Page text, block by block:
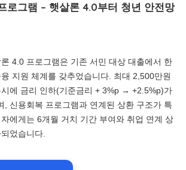
로그램 – 햇살론 4.0부터 청년 안전망
4.0 프로그램은 기존 서민 대상 대출에서 한
지원 체계를 갖추었습니다. 최대 2,500만원
에 금리 인하(기준금리 + 3%p → +2.5%p)가
, 신용회복 프로그램과 연계된 상환 구조가 특
에게는 6개월 거치 기간 부여와 취업 연계 상
었습니다.